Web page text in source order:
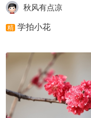
秋风有点凉
精 学拍小花